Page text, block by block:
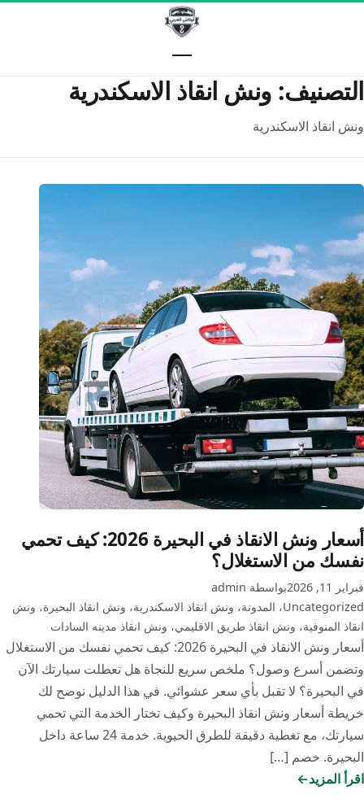
التصنيف: ونش انقاذ الاسكندرية
ونش انقاذ الاسكندرية
أسعار ونش الانقاذ في البحيرة 2026: كيف تحمي
نفسك من الاستغلال؟
فبراير 11, 2026
بواسطة admin
Uncategorized، المدونة، ونش انقاذ الاسكندرية، ونش انقاذ البحيرة، ونش
انقاذ المنوفية، ونش انقاذ طريق الاقليمي، ونش انقاذ مدينه السادات
أسعار ونش الانقاذ في البحيرة 2026: كيف تحمي نفسك من الاستغلال
وتضمن أسرع وصول؟ ملخص سريع للنجاة هل تعطلت سيارتك الآن
في البحيرة؟ لا تقبل بأي سعر عشوائي. في هذا الدليل نوضح لك
خريطة أسعار ونش انقاذ البحيرة وكيف تختار الخدمة التي تحمي
سيارتك، مع تغطية دقيقة للطرق الحيوية. خدمة 24 ساعة داخل
البحيرة. خصم […]
اقرأ المزيد
أسعار